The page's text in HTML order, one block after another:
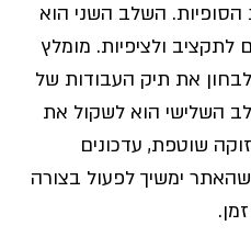
הסופיות. השלב השני הוא
ולציפיות. מומלץ
את תיק העבודות של
השלישי הוא לשקול את
שוטפת, עדכונים
ימשיך לפעול בצורה